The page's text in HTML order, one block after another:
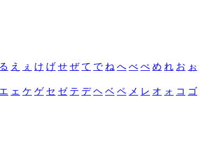
る え ぇ け げ せ ぜ て で ね へ べ ぺ め れ お ぉ
エ ェ ケ ゲ セ ゼ テ デ ヘ ベ ペ メ レ オ ォ コ ゴ